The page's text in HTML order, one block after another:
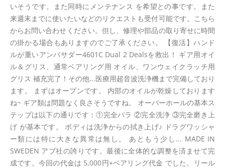
いそうです。また同時にメンテナンス を希望との事です。また
来週末までに使いたいなどのリクエストも受付可能です。こちら
からお問い合わせください。但し、修理や部品の取り寄せに時間
の掛かる場合もありますのでご了承ください。 【復活】ハンド
ルが重いアンバサダー4601C Dual 2 Dealsを救出！ ギア用オイ
ル＆グリス、通常ベアリング用 オイル、ワンウェイクラッチ用
グリス 補充完了！その他...医療用超音波洗浄機まで完備しており
ます。 まずはオープンです。 内部のオイルが乾燥しております
ね~ ギア類は問題なく良さそうですね。 オーバーホールの基本ス
テップは以下の通りです：①完全バラ ②完全洗浄 ③完全磨き上
げ が基本です。 ボディは洗浄からの拭き上げ♪ ドラグワッシャ
ー類には特に大きな異常は無し。 あともう少し... MADE IN
SWEDEN アブ社の誇りです。最後に全体的な調整を済ませて完
成です。今回の代金は 5,000円+ベアリング代金 でした。リール